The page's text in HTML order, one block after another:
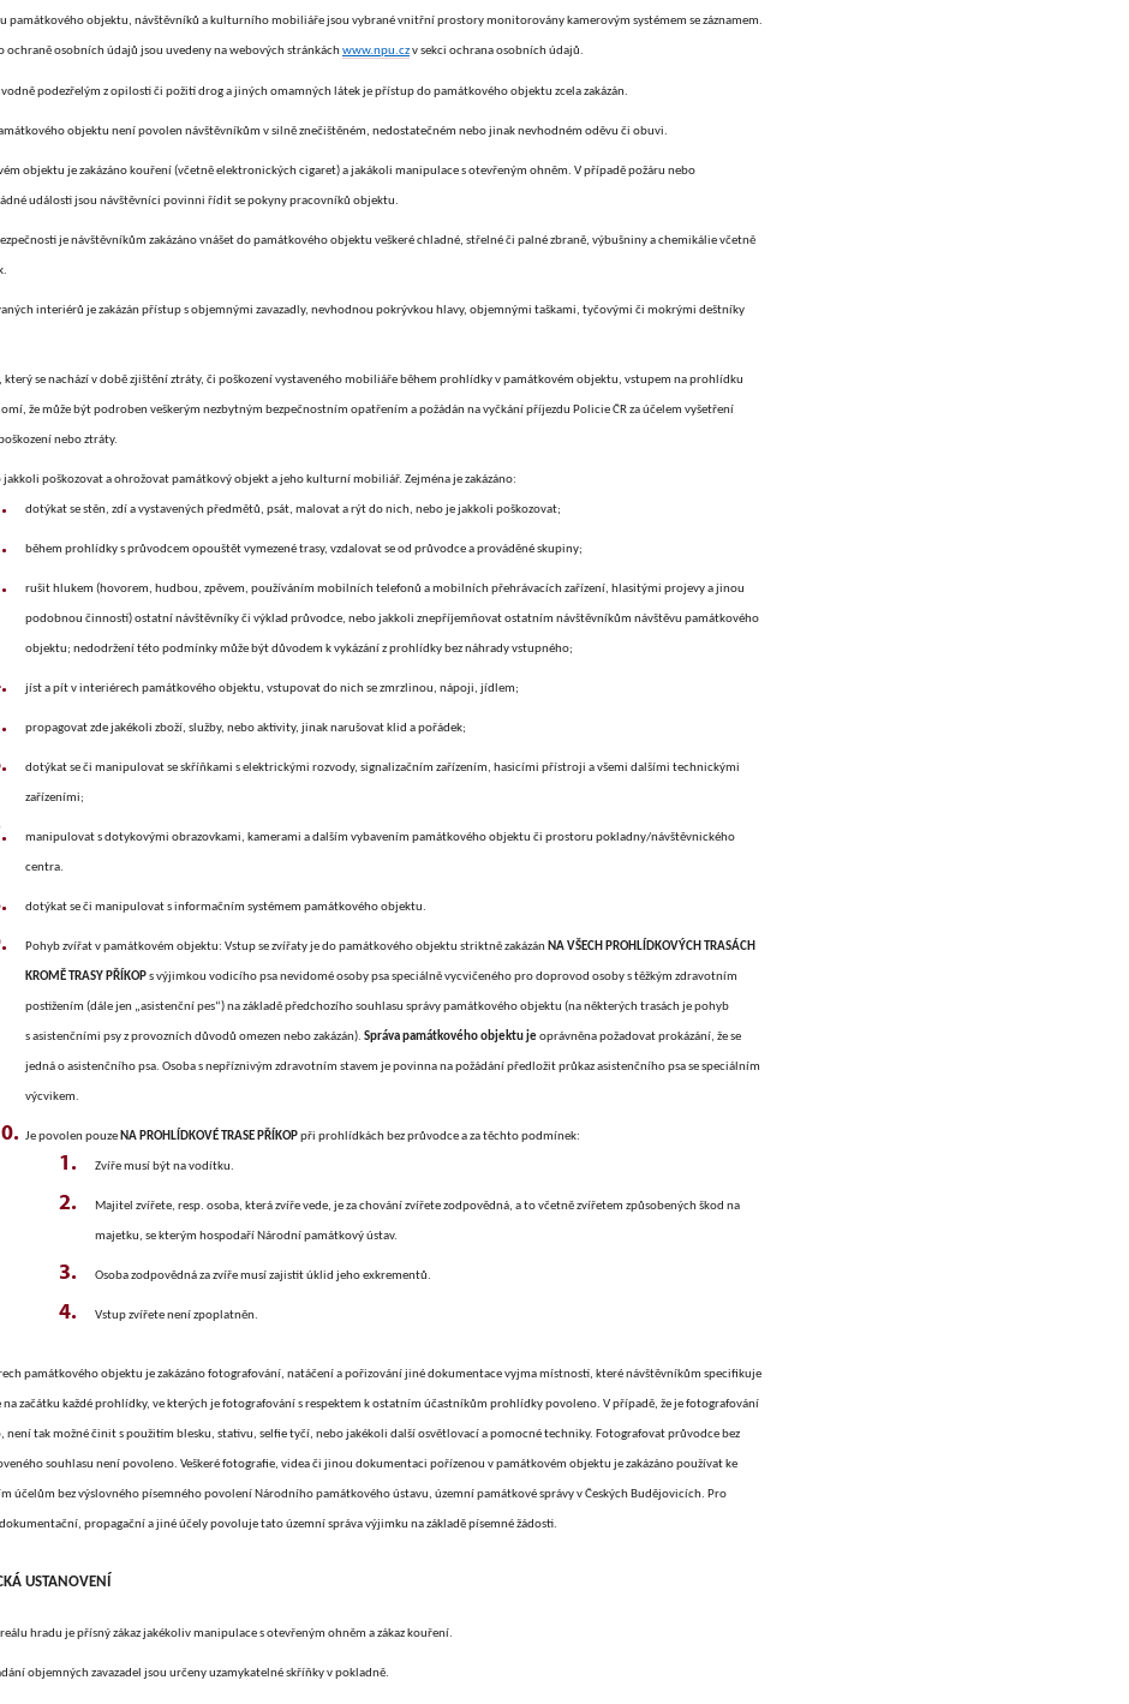
památkového objektu, návštěvníků a kulturního mobiliáře jsou vybrané vnitřní prostory monitorovány kamerovým systémem se záznamem.
ochraně osobních údajů jsou uvedeny na webových stránkáchwww.npu.czv sekci ochrana osobních údajů.
podezřelým z opilosti či požití drog a jiných omamných látek je přístup do památkového objektu zcela zakázán.
objektu není povolen návštěvníkům v silně znečištěném, nedostatečném nebo jinak nevhodném oděvu či obuvi.
objektu je zakázáno kouření (včetně elektronických cigaret) a jakákoli manipulace s otevřeným ohněm. V případě požáru nebo
události jsou návštěvníci povinni řídit se pokyny pracovníků objektu.
je návštěvníkům zakázáno vnášet do památkového objektu veškeré chladné, střelné či palné zbraně, výbušniny a chemikálie včetně
interiérů je zakázán přístup s objemnými zavazadly, nevhodnou pokrývkou hlavy, objemnými taškami, tyčovými či mokrými deštníky
který se nachází v době zjištění ztráty, či poškození vystaveného mobiliáře během prohlídky v památkovém objektu, vstupem na prohlídku
že může být podroben veškerým nezbytným bezpečnostním opatřením a požádán na vyčkání příjezdu Policie ČR za účelem vyšetření
nebo ztráty.
jakkoli poškozovat a ohrožovat památkový objekt a jeho kulturní mobiliář. Zejména je zakázáno:
dotýkat se stěn, zdí a vystavených předmětů, psát, malovat a rýt do nich, nebo je jakkoli poškozovat;
během prohlídky s průvodcem opouštět vymezené trasy, vzdalovat se od průvodce a prováděné skupiny;
rušit hlukem (hovorem, hudbou, zpěvem, používáním mobilních telefonů a mobilních přehrávacích zařízení, hlasitými projevy a jinou
podobnou činností) ostatní návštěvníky či výklad průvodce, nebo jakkoli znepříjemňovat ostatním návštěvníkům návštěvu památkového
objektu; nedodržení této podmínky může být důvodem k vykázání z prohlídky bez náhrady vstupného;
jíst a pít v interiérechpamátkového objektu, vstupovat do nich se zmrzlinou, nápoji, jídlem;
propagovat zde jakékoli zboží, služby, nebo aktivity, jinak narušovat klid a pořádek;
dotýkat se či manipulovat se skříňkami s elektrickými rozvody, signalizačním zařízením, hasicími přístroji a všemi dalšími technickými
zařízeními;
manipulovat s dotykovými obrazovkami, kamerami a dalším vybavením památkového objektu či prostoru pokladny/návštěvnického
centra.
dotýkat se či manipulovat s informačním systémem památkového objektu.
Pohyb zvířat v památkovém objektu: Vstup se zvířaty je do památkového objektu striktně zakázán NA VŠECH PROHLÍDKOVÝCH TRASÁCH
KROMĚ TRASY PŘÍKOPsvýjimkou vodicího psa nevidomé osoby psa speciálně vycvičeného pro doprovod osoby s těžkým zdravotním
postižením (dále jen „asistenční pes“)na základě předchozího souhlasu správy památkového objektu (na některých trasách je pohyb
s asistenčními psy z provozních důvodů omezen nebo zakázán). Správa památkového objektu jeoprávněna požadovat prokázání, že se
jedná o asistenčního psa. Osoba s nepříznivým zdravotním stavem je povinna na požádání předložit průkaz asistenčního psa se speciálním
výcvikem.
Je povolen pouze NA PROHLÍDKOVÉ TRASE PŘÍKOPpři prohlídkách bez průvodce a za těchto podmínek:
Zvíře musí být na vodítku.
Majitel zvířete, resp. osoba, která zvíře vede, je za chování zvířete zodpovědná, a to včetně zvířetem způsobených škod na
majetku, se kterým hospodaří Národní památkový ústav.
Osoba zodpovědná za zvíře musí zajistit úklid jeho exkrementů.
Vstup zvířete není zpoplatněn.
památkového objektu je zakázáno fotografování, natáčení a pořizování jiné dokumentace vyjma místností, které návštěvníkům specifikuje
na začátku každé prohlídky, ve kterých je fotografování s respektem k ostatním účastníkům prohlídky povoleno. V případě, že je fotografování
není tak možné činit s použitím blesku, stativu, selfie tyčí, nebo jakékoli další osvětlovací a pomocné techniky. Fotografovat průvodce bez
souhlasu není povoleno. Veškeré fotografie, videa či jinou dokumentaci pořízenou v památkovém objektu je zakázáno používat ke
účelům bez výslovného písemného povolení Národního památkového ústavu, územní památkové správy v Českých Budějovicích. Pro
propagační a jiné účely povoluje tato územní správa výjimku na základě písemné žádosti.
USTANOVENÍ
hradu je přísný zákaz jakékoliv manipulace s otevřeným ohněm a zákaz kouření.
objemných zavazadel jsou určeny uzamykatelné skříňky v pokladně.